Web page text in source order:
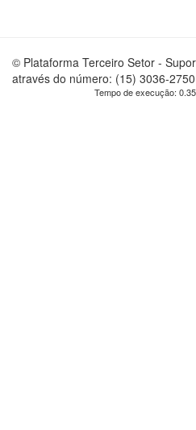
© Plataforma Terceiro Setor -
através do número: (15) 3036-2750
Tempo de execução: